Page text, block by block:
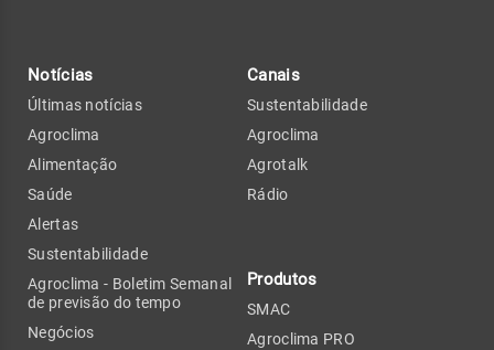
Notícias
Últimas notícias
Agroclima
Alimentação
Saúde
Alertas
Sustentabilidade
Agroclima - Boletim Semanal
de previsão do tempo
Negócios
Canais
Sustentabilidade
Agroclima
Agrotalk
Rádio
Produtos
SMAC
Agroclima PRO